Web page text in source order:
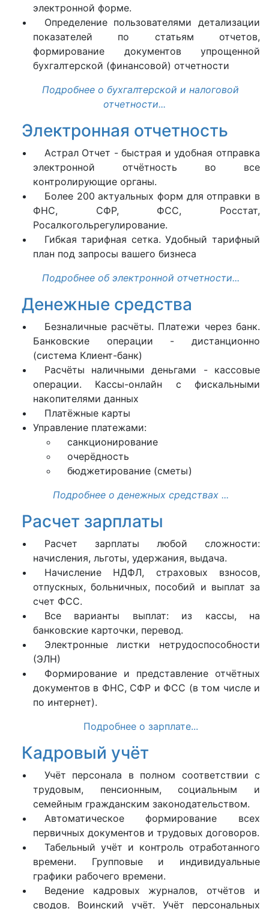
электронной форме.
Определение пользователями детализации
показателей по статьям отчетов,
формирование документов упрощенной
бухгалтерской (финансовой) отчетности
Подробнее о бухгалтерской и налоговой
отчетности...
Электронная отчетность
Астрал Отчет - быстрая и удобная отправка
электронной отчётность во все
контролирующие органы.
Более 200 актуальных форм для отправки в
ФНС, СФР, ФСС, Росстат,
Росалкогольрегулирование.
Гибкая тарифная сетка. Удобный тарифный
план под запросы вашего бизнеса
Подробнее об электронной отчетности...
Денежные средства
Безналичные расчёты. Платежи через банк.
Банковские операции - дистанционно
(система Клиент-банк)
Расчёты наличными деньгами - кассовые
операции. Кассы-онлайн с фискальными
накопителями данных
Платёжные карты
Управление платежами:
санкционирование
очерёдность
бюджетирование (сметы)
Подробнее о денежных средствах ...
Расчет зарплаты
Расчет зарплаты любой сложности:
начисления, льготы, удержания, выдача.
Начисление НДФЛ, страховых взносов,
отпускных, больничных, пособий и выплат за
счет ФСС.
Все варианты выплат: из кассы, на
банковские карточки, перевод.
Электронные листки нетрудоспособности
(ЭЛН)
Формирование и представление отчётных
документов в ФНС, СФР и ФСС (в том числе и
по интернет).
Подробнее о зарплате...
Кадровый учёт
Учёт персонала в полном соответствии с
трудовым, пенсионным, социальным и
семейным гражданским законодательством.
Автоматическое формирование всех
первичных документов и трудовых договоров.
Табельный учёт и контроль отработанного
времени. Групповые и индивидуальные
графики рабочего времени.
Ведение кадровых журналов, отчётов и
сводов. Воинский учёт. Учёт персональных